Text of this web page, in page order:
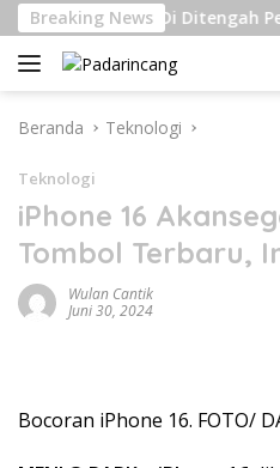
Langsung
ke
konten
Breaking News
Berat Di Ditengah
Beranda Teknologi
Teknologi
iPhone 16
Tombol Terbaru,
Wulan Cantik
Juni 30, 2024
Bocoran iPhone 16. FOTO/